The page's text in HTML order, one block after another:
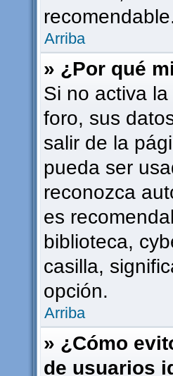
Arriba
» ¿Por qué
Si no activa
foro, sus
salir de la
pueda ser
reconozca
es
biblioteca,
casilla,
opción.
Arriba
» ¿Cómo
de usuarios